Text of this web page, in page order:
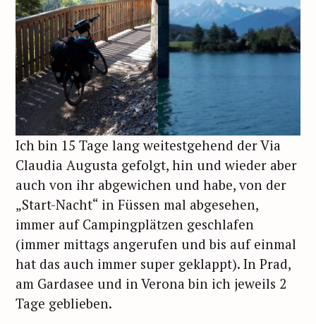
Ich bin 15 Tage lang weitestgehend der Via
Claudia Augusta gefolgt, hin und wieder aber
auch von ihr abgewichen und habe, von der
„Start-Nacht“ in Füssen mal abgesehen,
immer auf Campingplätzen geschlafen
(immer mittags angerufen und bis auf einmal
hat das auch immer super geklappt). In Prad,
am Gardasee und in Verona bin ich jeweils 2
Tage geblieben.